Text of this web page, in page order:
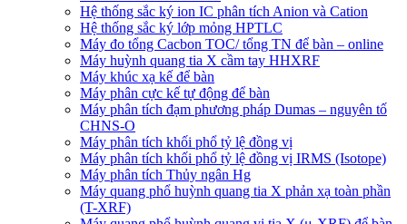
Hệ thống sắc ký ion IC phân tích Anion và Cation
Hệ thống sắc ký lớp mỏng HPTLC
Máy đo tổng Cacbon TOC/ tổng TN để bàn – online
Máy huỳnh quang tia X cầm tay HHXRF
Máy khúc xạ kế để bàn
Máy phân cực kế tự động để bàn
Máy phân tích đạm phương pháp Dumas – nguyên tố
CHNS-O
Máy phân tích khối phổ tỷ lệ đồng vị
Máy phân tích khối phổ tỷ lệ đồng vị IRMS (Isotope)
Máy phân tích Thủy ngân Hg
Máy quang phổ huỳnh quang tia X phản xạ toàn phần
(T-XRF)